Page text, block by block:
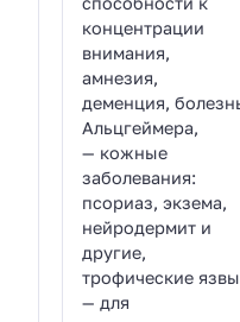
концентрации
внимания,
амнезия,
деменция,
Альцгеймера,
— кожные
заболевания:
псориаз, экзема,
нейродермит и
другие,
трофические
— для